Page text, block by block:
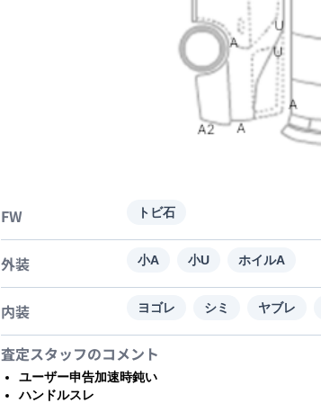
FW トビ石
外装 小A 小U ホイルA
内装 ヨゴレ シミ ヤブレ
査定スタッフのコメント
ユーザー申告加速時鈍い
ハンドルスレ